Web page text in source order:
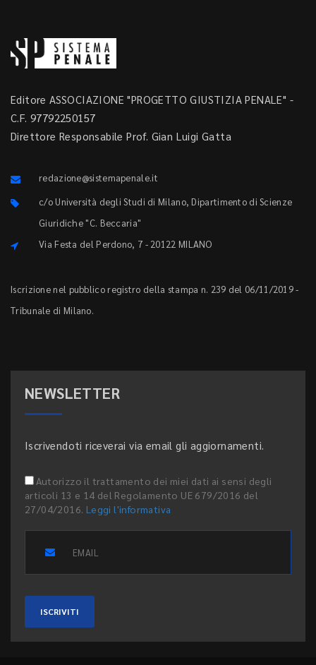
Editore ASSOCIAZIONE "PROGETTO GIUSTIZIA PENALE" -
C.F. 97792250157
Direttore Responsabile Prof. Gian Luigi Gatta
redazione@sistemapenale.it
c/o Università degli Studi di Milano, Dipartimento di Scienze
Giuridiche "C. Beccaria"
Via Festa del Perdono, 7 - 20122 MILANO
Iscrizione nel pubblico registro della stampa n. 239 del 06/11/2019 -
Tribunale di Milano.
NEWSLETTER
Iscrivendoti riceverai via email gli aggiornamenti.
Autorizzo il trattamento dei miei dati ai sensi degli
articoli 13 e 14 del Regolamento UE 679/2016 del
27/04/2016. Leggi l'informativa
ISCRIVITI